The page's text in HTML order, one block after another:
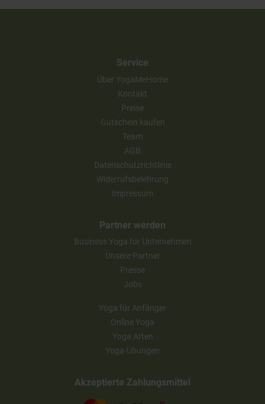
Service
Über YogaMeHome
Kontakt
Preise
Gutschein kaufen
Team
AGB
Datenschutzrichtlinie
Widerrufsbelehrung
Impressum
Partner werden
Business Yoga für Unternehmen
Unsere Partner
Presse
Jobs
Yoga für Anfänger
Online Yoga
Yoga Arten
Yoga-Übungen
Akzeptierte Zahlungsmittel